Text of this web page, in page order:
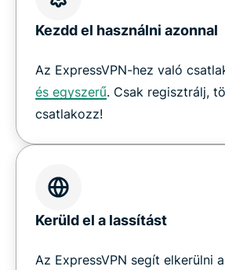
Kezdd el használni azonnal
Az ExpressVPN-hez való
és egyszerű. Csak regisztrálj,
csatlakozz!
Kerüld el a lassítást
Az ExpressVPN segít elkerülni a